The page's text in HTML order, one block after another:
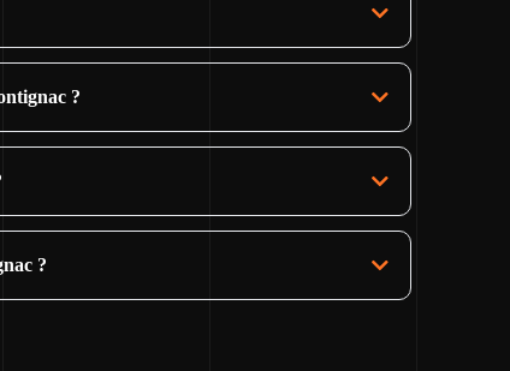
?
?